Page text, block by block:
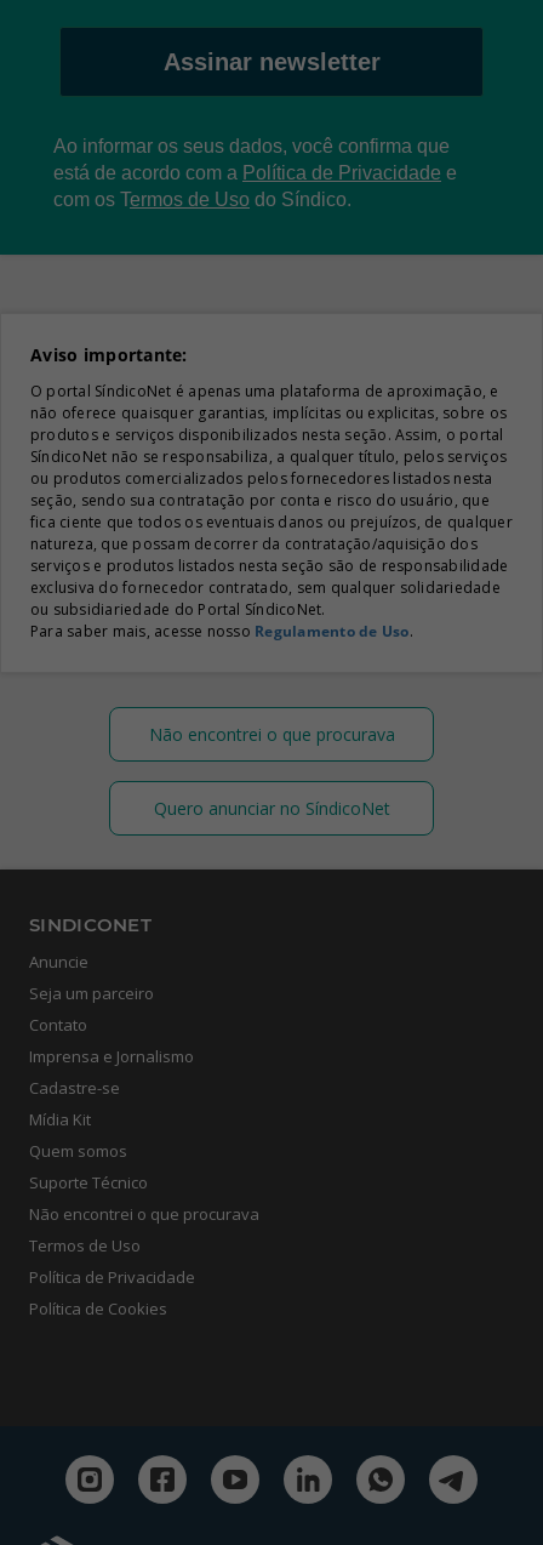
Assinar newsletter
Ao informar os seus dados, você confirma que
está de acordo com a Política de Privacidade e
com os Termos de Uso do Síndico.
Aviso importante:
O portal SíndicoNet é apenas uma plataforma de aproximação, e
não oferece quaisquer garantias, implícitas ou explicitas, sobre os
produtos e serviços disponibilizados nesta seção. Assim, o portal
SíndicoNet não se responsabiliza, a qualquer título, pelos serviços
ou produtos comercializados pelos fornecedores listados nesta
seção, sendo sua contratação por conta e risco do usuário, que
fica ciente que todos os eventuais danos ou prejuízos, de qualquer
natureza, que possam decorrer da contratação/aquisição dos
serviços e produtos listados nesta seção são de responsabilidade
exclusiva do fornecedor contratado, sem qualquer solidariedade
ou subsidiariedade do Portal SíndicoNet.
Para saber mais, acesse nosso Regulamento de Uso.
Não encontrei o que procurava
Quero anunciar no SíndicoNet
SINDICONET
Anuncie
Seja um parceiro
Contato
Imprensa e Jornalismo
Cadastre-se
Mídia Kit
Quem somos
Suporte Técnico
Não encontrei o que procurava
Termos de Uso
Política de Privacidade
Política de Cookies